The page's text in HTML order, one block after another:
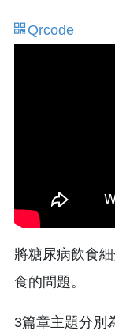
Qrcode
將糖尿病飲食
食的問題。
3篇章主題分別